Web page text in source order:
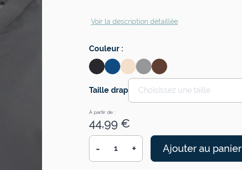
Voir la description détaillée
Couleur :
Taille drap Choisissez une taille
À partir de :
44,99 €
Quantité
- + Ajouter au panier